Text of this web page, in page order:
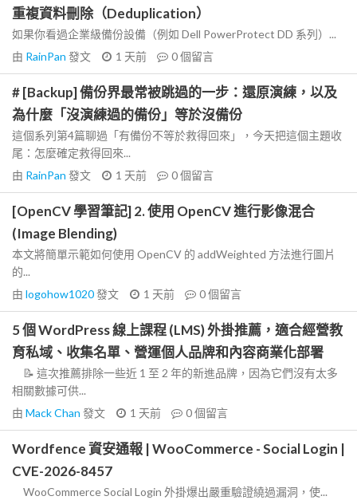
重複資料刪除（Deduplication）
如果你看過企業級備份設備（例如 Dell PowerProtect DD 系列）...
由 RainPan 發文 1 天前 0個留言
# [Backup] 備份界最常被跳過的一步：還原演練，以及
為什麼「沒演練過的備份」等於沒備份
這個系列第4篇聊過「有備份不等於救得回來」，今天把這個主題收
尾：怎麼確定救得回來...
由 RainPan 發文 1 天前 0個留言
[OpenCV 學習筆記] 2. 使用 OpenCV 進行影像混合
(Image Blending)
本文將簡單示範如何使用 OpenCV 的 addWeighted 方法進行圖片
的...
由 logohow1020發文 1 天前 0個留言
5 個 WordPress 線上課程 (LMS) 外掛推薦，適合經營教
育私域、收集名單、營運個人品牌和內容商業化部署
📝 這次推薦排除一些近 1 至 2 年的新進品牌，因為它們沒有太多
相關數據可供...
由 Mack Chan 發文 1 天前 0個留言
Wordfence 資安通報 | WooCommerce - Social Login |
CVE-2026-8457
WooCommerce Social Login 外掛爆出嚴重驗證繞過漏洞，使...